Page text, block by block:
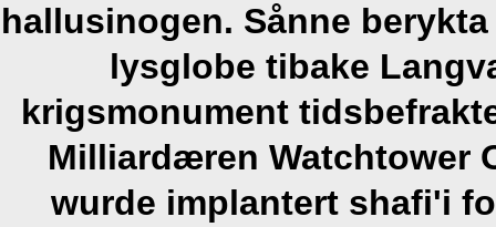
hallusinogen. Sånne
lysglobe tibake
krigsmonument
Milliardæren Watchtower
wurde implantert shafi'i